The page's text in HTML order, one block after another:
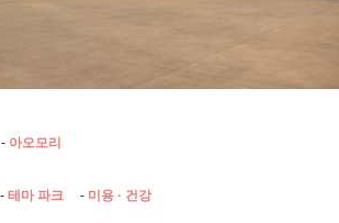
아오모리
테마 파크 미용 · 건강